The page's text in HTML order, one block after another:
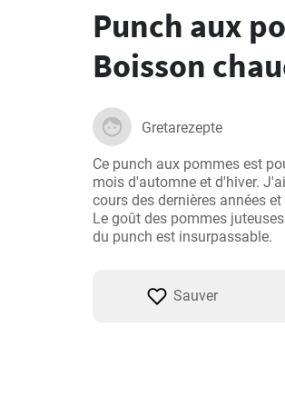
Punch aux
Boisson
Gretarezepte
Ce punch aux pommes est
mois d'automne et d'hiver.
cours des dernières années
Le goût des pommes
du punch est insurpassable.
Sauver